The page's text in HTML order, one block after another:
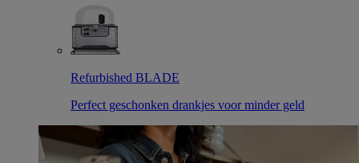
Refurbished BLADE
Perfect geschonken drankjes voor minder geld